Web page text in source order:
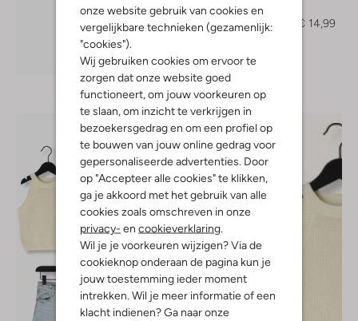
onze website gebruik van cookies en
vergelijkbare technieken (gezamenlijk:
"cookies").
Wij gebruiken cookies om ervoor te
zorgen dat onze website goed
functioneert, om jouw voorkeuren op
te slaan, om inzicht te verkrijgen in
bezoekersgedrag en om een profiel op
te bouwen van jouw online gedrag voor
gepersonaliseerde advertenties. Door
op "Accepteer alle cookies" te klikken,
ga je akkoord met het gebruik van alle
cookies zoals omschreven in onze
privacy- en cookieverklaring.
Wil je je voorkeuren wijzigen? Via de
cookieknop onderaan de pagina kun je
jouw toestemming ieder moment
intrekken. Wil je meer informatie of een
klacht indienen? Ga naar onze
Ontdek de look
T-shirt
€ 24,99
€ 14,99